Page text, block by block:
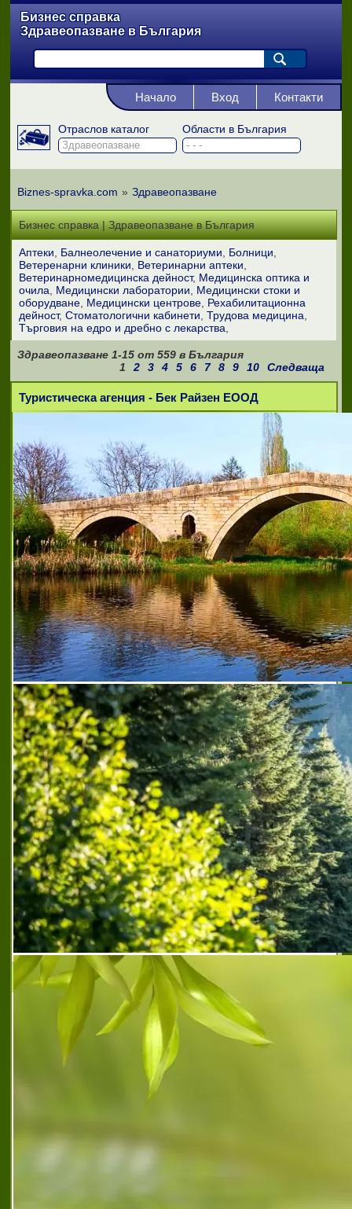
Бизнес справка
Здравеопазване в България
Отраслов каталог Области в България
Начало Вход Контакти
Biznes-spravka.com » Здравеопазване
Бизнес справка | Здравеопазване в България
Аптеки Балнеолечение и санаториуми
Болници
Ветеренарни клиники
Ветеринарни аптеки
Ветеринарномедицинска дейност Медицинска оптика и
очила
Медицински лаборатории
Медицински стоки и
оборудване Медицински центрове Рехабилитационна
дейност Стоматологични кабинети Трудова медицина
Търговия на едро и дребно с лекарства
Здравеопазване 1-15от 559в България
1
2 3 4 5 6 7 8 9 10 Следваща
Туристическа агенция - Бек Райзен ЕООД
Медико-диагностична лаборатория 3В - РЕНТГЕН
Медико-диагностична лаборатория 3В -
РЕНТГЕН е една от водещите в областта
на дентална образна диагностика.
Създадена през 1998 год. от Марияна
Георгиева, утвърдила се, благодарение на
високия стандар
3d компютърна томография софия
3d компютърна
томография софия,3в рентген софия,3в рентген
софия люлин планина,висококачествени и прецизни
ортопантомографии,дигитална
ортопантомография софия,
дигитална
телерентгенография софия,компютърна
томография tmj софия , компютърни томографии
във всички обеми софия,лаборатория 3в рентген
софия цар симеон,лаборатория за дигитална
ортопантомография,лаборатория за
ортопантомографии софия,лаборатория за
рентгенографии на зъби софия,лаборатория за
телерентгенографии софия,лаборатория за
черепни графии софия,мдл 3в рентген,мдл 3в
рентген софия,медико диагностична лаборатория
софия,ортопантомографски образни изследвания
софия,препоръчана лаборатория за черепни графии
софия,препоръчана медико диагностична
лаборатория,рентгенографии на череп софия,
секторна ортопантомография софия,централна
лаборатория 3в рентген софия,център за дентална
образна диагностика софия
АМЦСМП Надежда ЕООД
Медицински център НАДЕЖДА в град
Варна е лицензирано здравно заведение,
специализирано в извънболнична помощ.
Основан през 1999 година, през
последните 25 години центърът е
утвърдил репу
амцсмп надежда
здравни услуги от квалифицирани специалисти
резултати с висока надеждност варна